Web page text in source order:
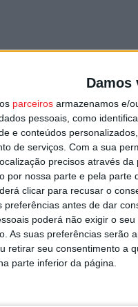
Damos
parceiros armazenamos e/
pessoais, como
e conteúdos
de serviços. Com a sua
precisos através
por nossa parte e pela parte
clicar para recusar o
preferências antes de dar
poderá não exigir o
As suas preferências serão
retirar seu consentimento a
parte inferior da página.
argumentos para
mil euros